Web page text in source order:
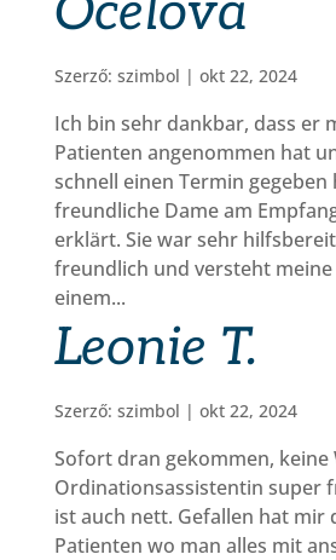
Ocelova
Szerző: szimbol | okt 22, 2024
Ich bin sehr dankbar, dass er
Patienten angenommen hat
schnell einen Termin gegeben
freundliche Dame am
erklärt. Sie war sehr
freundlich und versteht
einem...
Leonie T.
Szerző: szimbol | okt 22, 2024
Sofort dran gekommen, keine
Ordinationsassistentin super
ist auch nett. Gefallen hat
Patienten wo man alles mit